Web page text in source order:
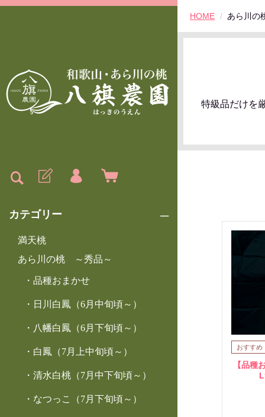
カテゴリー
満天桃
あら川の桃 ～秀品～
品種おまかせ
日川白鳳（6月中旬頃～）
八幡白鳳（6月下旬頃～）
白鳳（7月上中旬頃～）
清水白桃（7月中下旬頃～）
なつっこ（7月下旬頃～）
HOME あら川
特級品だけを
【品種